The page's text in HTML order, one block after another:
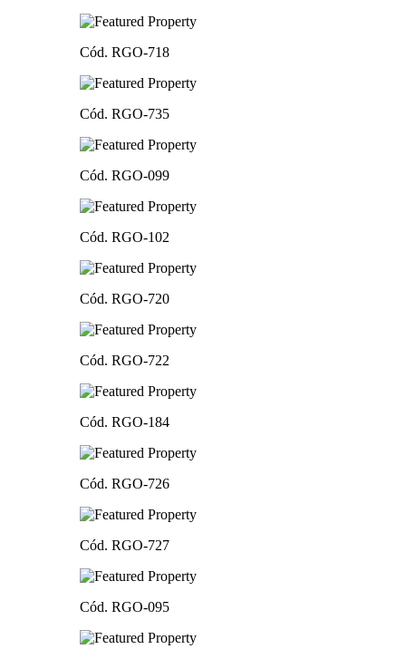
Cód. RGO-718
Cód. RGO-735
Cód. RGO-099
Cód. RGO-102
Cód. RGO-720
Cód. RGO-722
Cód. RGO-184
Cód. RGO-726
Cód. RGO-727
Cód. RGO-095